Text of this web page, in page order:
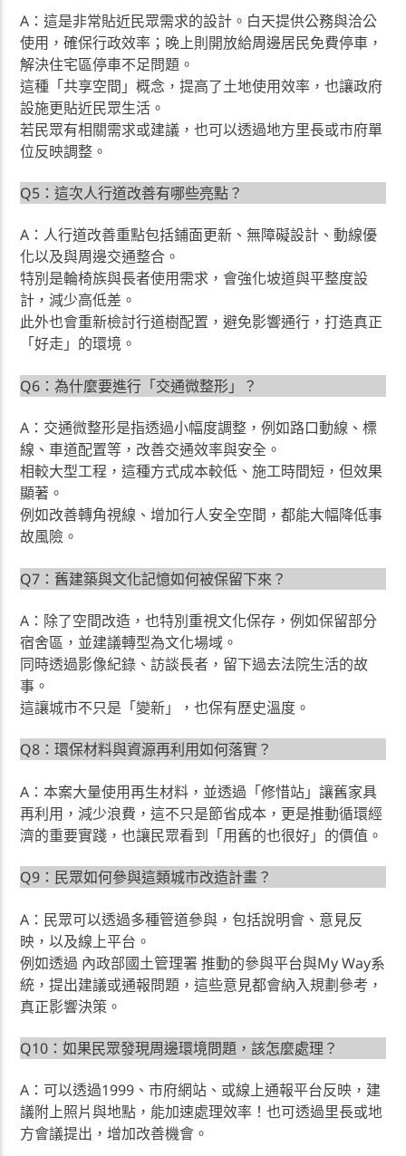
A：這是非常貼近民眾需求的設計。白天提供公務與洽公
使用，確保行政效率；晚上則開放給周邊居民免費停車，
解決住宅區停車不足問題。
這種「共享空間」概念，提高了土地使用效率，也讓政府
設施更貼近民眾生活。
若民眾有相關需求或建議，也可以透過地方里長或市府單
位反映調整。
Q5：這次人行道改善有哪些亮點？
A：人行道改善重點包括鋪面更新、無障礙設計、動線優
化以及與周邊交通整合。
特別是輪椅族與長者使用需求，會強化坡道與平整度設
計，減少高低差。
此外也會重新檢討行道樹配置，避免影響通行，打造真正
「好走」的環境。
Q6：為什麼要進行「交通微整形」？
A：交通微整形是指透過小幅度調整，例如路口動線、標
線、車道配置等，改善交通效率與安全。
相較大型工程，這種方式成本較低、施工時間短，但效果
顯著。
例如改善轉角視線、增加行人安全空間，都能大幅降低事
故風險。
Q7：舊建築與文化記憶如何被保留下來？
A：除了空間改造，也特別重視文化保存，例如保留部分
宿舍區，並建議轉型為文化場域。
同時透過影像紀錄、訪談長者，留下過去法院生活的故
事。
這讓城市不只是「變新」，也保有歷史溫度。
Q8：環保材料與資源再利用如何落實？
A：本案大量使用再生材料，並透過「修惜站」讓舊家具
再利用，減少浪費，這不只是節省成本，更是推動循環經
濟的重要實踐，也讓民眾看到「用舊的也很好」的價值。
Q9：民眾如何參與這類城市改造計畫？
A：民眾可以透過多種管道參與，包括說明會、意見反
映，以及線上平台。
例如透過 內政部國土管理署 推動的參與平台與My Way系
統，提出建議或通報問題，這些意見都會納入規劃參考，
真正影響決策。
Q10：如果民眾發現周邊環境問題，該怎麼處理？
A：可以透過1999、市府網站、或線上通報平台反映，建
議附上照片與地點，能加速處理效率！也可透過里長或地
方會議提出，增加改善機會。